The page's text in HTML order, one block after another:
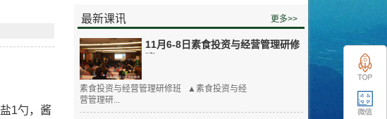
最新课讯 更多>>
11月6-8日素食投资与经营管理研修
素食投资与经营管理研修班 ▲素食投资与经
营管理研...
1勺，酱